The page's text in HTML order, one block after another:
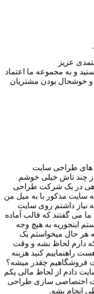
عزیز
و به مجموعه ما اعتماد
خوشحال بودن مشتریان
های طراحی سایت
چند تاش خیلی خوشم
در یک شرکت طراحی
سایت مذکور با به میل من
نیاز داشتم روی سایت
ما می گفتند که قالب آماده
اینجوریه به هیچ وجه
هر حال میخواستم یک
دارم لحاظ بشه و وقت
راهنماییم کنید هزینه
فروشگاهیم چقدر میشه؟
دادم از لحاظ مالی یکم
اختصاصی سازی طراحی
انجام بشه.